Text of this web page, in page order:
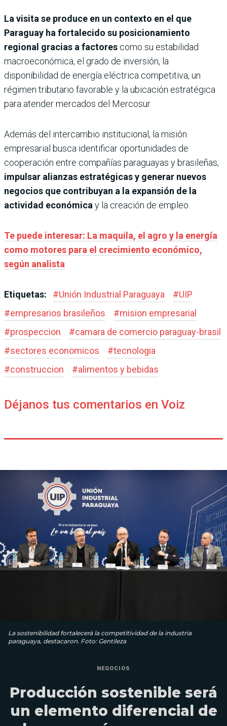
La visita se produce en un contexto en el que
Paraguay ha fortalecido su posicionamiento
regional gracias a factores como su estabilidad
macroeconómica, el grado de inversión, la
disponibilidad de energía eléctrica competitiva, un
régimen tributario favorable y la ubicación estratégica
para atender mercados del Mercosur.
Además del intercambio institucional, la misión
empresarial busca identificar oportunidades de
cooperación entre compañías paraguayas y brasileñas,
impulsar alianzas estratégicas y generar nuevos
negocios que contribuyan a la expansión de la
actividad económica y la creación de empleo.
Te puede interesar: La maquila, el agro y la energía
como motores para el crecimiento económico,
según analista
Etiquetas: #Unión Industrial Paraguaya #UIP
#empresarios brasileños #mision empresarial
#prospeccion #camara de comercio paraguay-brasil
#sectores economicos #tecnologia
#construccion #alimentos y bebidas
Déjanos tus comentarios en Voiz
La sostenibilidad fortalecerá la competitividad de la industria
paraguaya, destacaron. Foto: Gentileza
NEGOCIOS
Producción sostenible será
un elemento diferencial de